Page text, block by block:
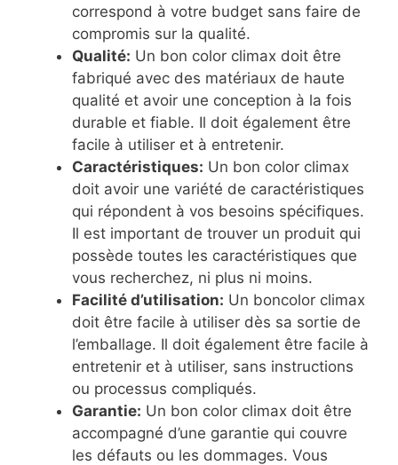
correspond à votre budget sans faire de
compromis sur la qualité.
Qualité: Un bon color climax doit être
fabriqué avec des matériaux de haute
qualité et avoir une conception à la fois
durable et fiable. Il doit également être
facile à utiliser et à entretenir.
Caractéristiques: Un bon color climax
doit avoir une variété de caractéristiques
qui répondent à vos besoins spécifiques.
Il est important de trouver un produit qui
possède toutes les caractéristiques que
vous recherchez, ni plus ni moins.
Facilité d’utilisation: Un boncolor climax
doit être facile à utiliser dès sa sortie de
l’emballage. Il doit également être facile à
entretenir et à utiliser, sans instructions
ou processus compliqués.
Garantie: Un bon color climax doit être
accompagné d’une garantie qui couvre
les défauts ou les dommages. Vous